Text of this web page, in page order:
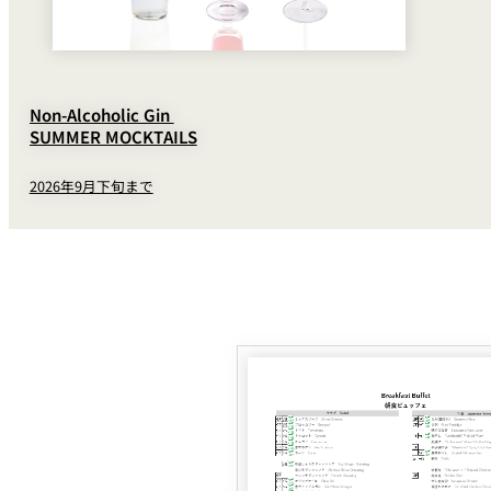
Non-Alcoholic Gin
SUMMER MOCKTAILS
2026年9月下旬まで